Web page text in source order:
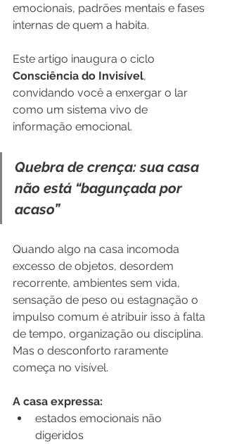
emocionais, padrões mentais e fases
internas de quem a habita.
Este artigo inaugura o ciclo
Consciência do Invisível,
convidando você a enxergar o lar
como um sistema vivo de
informação emocional.
Quebra de crença: sua casa
não está “bagunçada por
acaso”
Quando algo na casa incomoda
excesso de objetos, desordem
recorrente, ambientes sem vida,
sensação de peso ou estagnação o
impulso comum é atribuir isso à falta
de tempo, organização ou disciplina.
Mas o desconforto raramente
começa no visível.
A casa expressa:
estados emocionais não
digeridos